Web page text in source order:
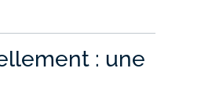
: une